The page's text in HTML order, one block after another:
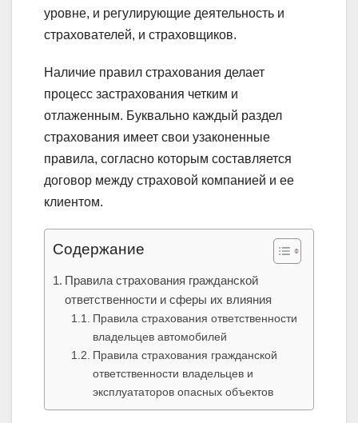
уровне, и регулирующие деятельность и
страхователей, и страховщиков.
Наличие правил страхования делает
процесс застрахования четким и
отлаженным. Буквально каждый раздел
страхования имеет свои узаконенные
правила, согласно которым составляется
договор между страховой компанией и ее
клиентом.
Содержание
Правила страхования гражданской
ответственности и сферы их влияния
Правила страхования ответственности
владельцев автомобилей
Правила страхования гражданской
ответственности владельцев и
эксплуататоров опасных объектов